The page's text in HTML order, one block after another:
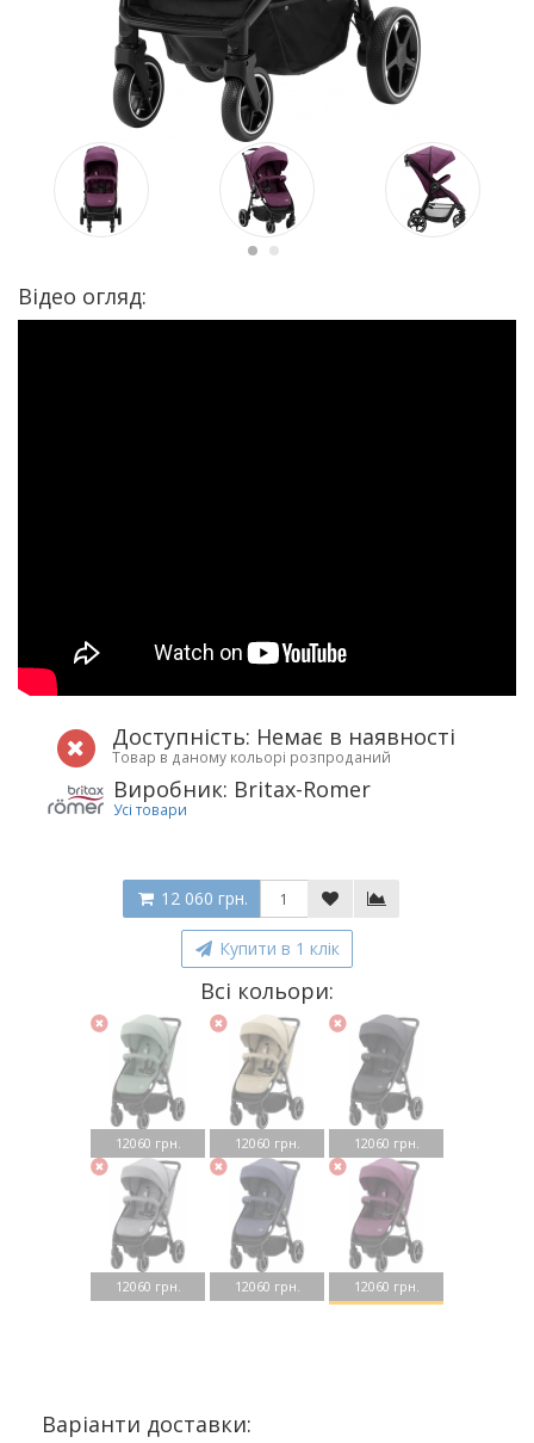
Відео огляд:
Доступність: Немає в наявності
Товар в даному кольорі розпроданий
Виробник: Britax-Romer
Усі товари
12 060 грн.
Купити в 1 клік
Всі кольори:
12060 грн. 12060 грн. 12060 грн.
12060 грн. 12060 грн. 12060 грн.
Варіанти доставки: